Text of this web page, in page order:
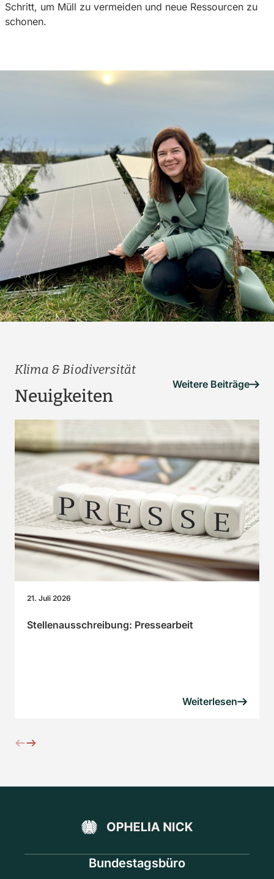
Schritt, um Müll zu vermeiden und neue Ressourcen zu
schonen.
Klima & Biodiversität
Neuigkeiten
Weitere Beiträge
21. Juli 2026
Stellenausschreibung: Pressearbeit
Weiterlesen
Bundestagsbüro